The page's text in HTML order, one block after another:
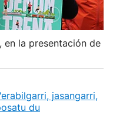
en la presentación de
jasangarri,
du